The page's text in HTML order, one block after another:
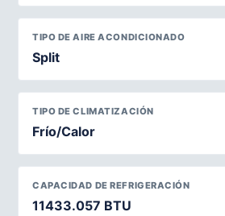
TIPO DE AIRE ACONDICIONADO
Split
TIPO DE CLIMATIZACIÓN
Frío/Calor
CAPACIDAD DE REFRIGERACIÓN
11433.057 BTU